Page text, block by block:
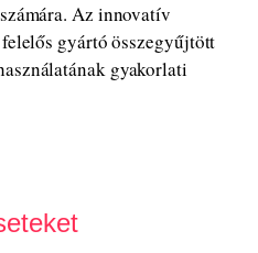
Az innovatív
gyártó összegyűjtött
gyakorlati